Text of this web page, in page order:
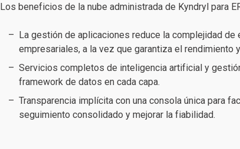
Los beneficios de la nube administrada de Kyndryl para
La gestión de aplicaciones reduce la complejidad de
empresariales, a la vez que garantiza el rendimiento
Servicios completos de inteligencia artificial y
framework de datos en cada capa.
Transparencia implícita con una consola única para
seguimiento consolidado y mejorar la fiabilidad.